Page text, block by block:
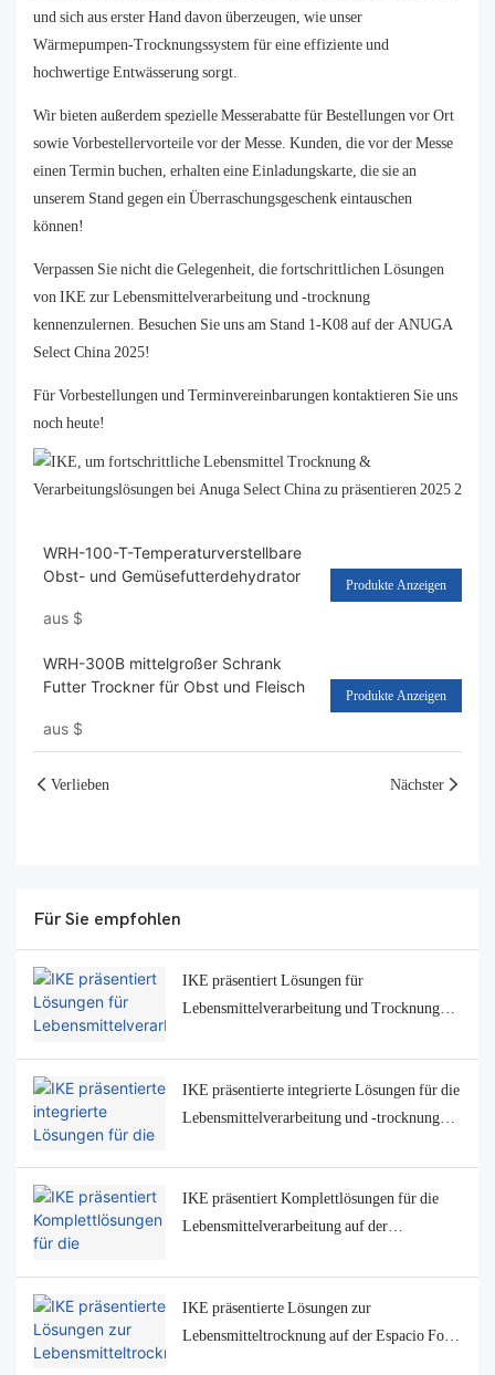
und sich aus erster Hand davon überzeugen, wie unser
Wärmepumpen-Trocknungssystem für eine effiziente und
hochwertige Entwässerung sorgt.
Wir bieten außerdem spezielle Messerabatte für Bestellungen vor Ort
sowie Vorbestellervorteile vor der Messe. Kunden, die vor der Messe
einen Termin buchen, erhalten eine Einladungskarte, die sie an
unserem Stand gegen ein Überraschungsgeschenk eintauschen
können!
Verpassen Sie nicht die Gelegenheit, die fortschrittlichen Lösungen
von IKE zur Lebensmittelverarbeitung und -trocknung
kennenzulernen. Besuchen Sie uns am Stand 1-K08 auf der ANUGA
Select China 2025!
Für Vorbestellungen und Terminvereinbarungen kontaktieren Sie uns
noch heute!
WRH-100-T-Temperaturverstellbare
Obst- und Gemüsefutterdehydrator
aus $
Produkte Anzeigen
WRH-300B mittelgroßer Schrank
Futter Trockner für Obst und Fleisch
aus $
Produkte Anzeigen
Verlieben Nächster
Für Sie empfohlen
IKE präsentiert Lösungen für
Lebensmittelverarbeitung und Trocknung
IKE präsentierte integrierte Lösungen für die
Lebensmittelverarbeitung und -trocknung
IKE präsentiert Komplettlösungen für die
Lebensmittelverarbeitung auf der
IKE präsentierte Lösungen zur
Lebensmitteltrocknung auf der Espacio Food